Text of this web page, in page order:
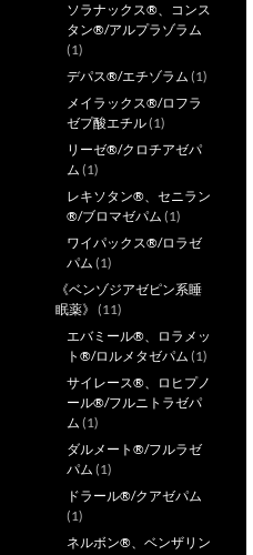
ソラナックス®、コンス
タン®/アルプラゾラム
(1)
デパス®/エチゾラム (1)
メイラックス®/ロフラ
ゼプ酸エチル(1)
リーゼ®/クロチアゼパ
ム (1)
レキソタン®、セニラン
®/ブロマゼパム (1)
ワイパックス®/ロラゼ
パム (1)
《ベンゾジアゼピン系睡
眠薬》 (11)
エバミール®、ロラメッ
ト®/ロルメタゼパム (1)
サイレース®、ロヒプノ
ール®/フルニトラゼパ
ム (1)
ダルメート®/フルラゼ
パム (1)
ドラール®/クアゼパム
(1)
ネルボン®、ベンザリン